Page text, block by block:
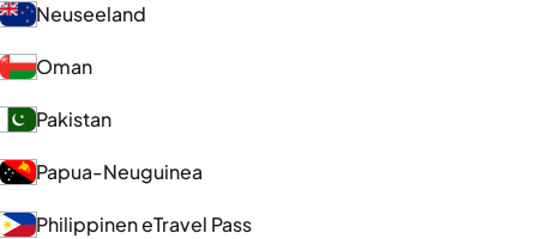
Neuseeland
Oman
Pakistan
Papua-Neuguinea
Philippinen eTravel Pass